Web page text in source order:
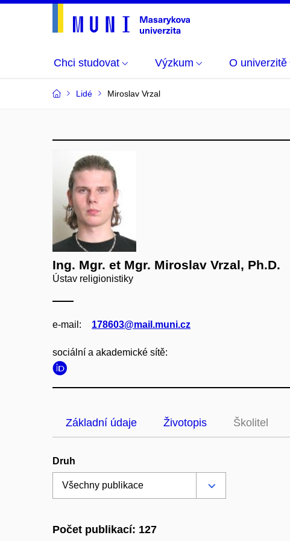
Chci studovat Výzkum O univerzitě
Lidé Miroslav Vrzal
Ing. Mgr. et Mgr. Miroslav Vrzal, Ph.D.
Ústav religionistiky
e‑mail: 178603@mail.muni.cz
sociální a akademické sítě:
Základní údaje Životopis Školitel
Druh
Počet publikací: 127